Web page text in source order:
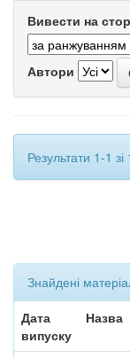
Вивести на
Автори
Результати 1-1 зі
Знайдені
Дата
випуску
Назва